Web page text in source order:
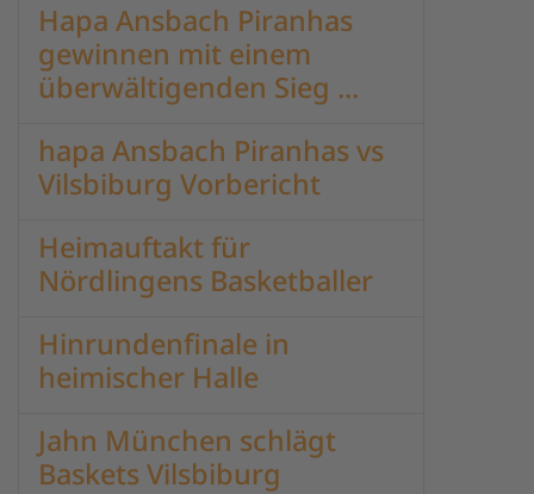
Hapa Ansbach Piranhas
gewinnen mit einem
überwältigenden Sieg ...
hapa Ansbach Piranhas vs
Vilsbiburg Vorbericht
Heimauftakt für
Nördlingens Basketballer
Hinrundenfinale in
heimischer Halle
Jahn München schlägt
Baskets Vilsbiburg